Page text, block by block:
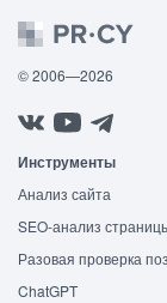
© 2006—2026
Инструменты
Анализ сайта
SEO-анализ
Разовая проверка
ChatGPT